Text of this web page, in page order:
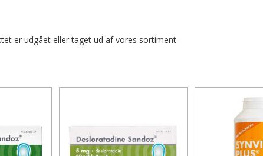
er udgået eller taget ud af vores sortiment.